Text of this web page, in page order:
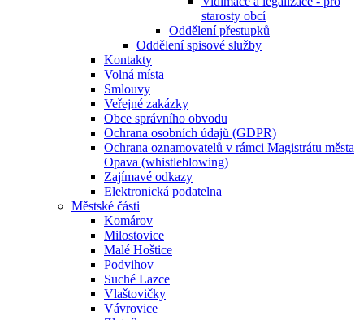
starosty obcí
Oddělení přestupků
Oddělení spisové služby
Kontakty
Volná místa
Smlouvy
Veřejné zakázky
Obce správního obvodu
Ochrana osobních údajů (GDPR)
Ochrana oznamovatelů v rámci Magistrátu města
Opava (whistleblowing)
Zajímavé odkazy
Elektronická podatelna
Městské části
Komárov
Milostovice
Malé Hoštice
Podvihov
Suché Lazce
Vlaštovičky
Vávrovice